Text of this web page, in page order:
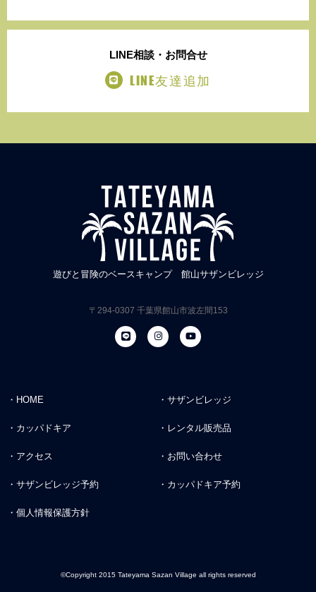
LINE相談・お問合せ
LINE友達追加
遊びと冒険のベースキャンプ 館山サザンビレッジ
〒294-0307 千葉県館山市波左間153
・HOME ・サザンビレッジ
・カッパドキア ・レンタル販売品
・アクセス ・お問い合わせ
・サザンビレッジ予約 ・カッパドキア予約
・個人情報保護方針
©Copyright 2015 Tateyama Sazan Village all rights reserved